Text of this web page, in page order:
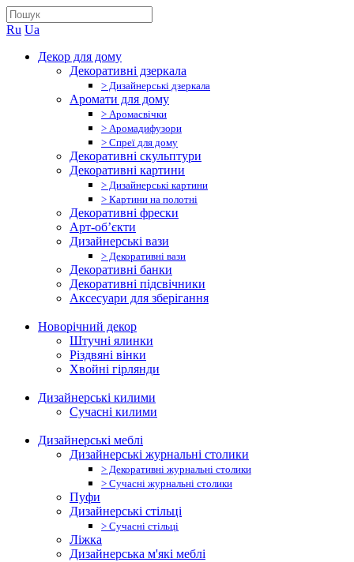
Ru Ua
Декор для дому
Декоративні дзеркала
> Дизайнерські дзеркала
Аромати для дому
> Аромасвічки
> Аромадифузори
> Спреї для дому
Декоративні скульптури
Декоративні картини
> Дизайнерські картини
> Картини на полотні
Декоративні фрески
Арт-об’єкти
Дизайнерські вази
> Декоративні вази
Декоративні банки
Декоративні підсвічники
Аксесуари для зберігання
Новорічний декор
Штучні ялинки
Різдвяні вінки
Хвойні гірлянди
Дизайнерські килими
Сучасні килими
Дизайнерські меблі
Дизайнерські журнальні столики
> Декоративні журнальні столики
> Сучасні журнальні столики
Пуфи
Дизайнерські стільці
> Сучасні стільці
Ліжка
Дизайнерська м'які меблі